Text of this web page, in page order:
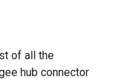
of all the
hub connector